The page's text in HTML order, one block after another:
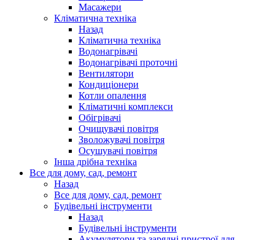
Масажери
Кліматична техніка
Назад
Кліматична техніка
Водонагрівачі
Водонагрівачі проточні
Вентилятори
Кондиціонери
Котли опалення
Кліматичні комплекси
Обігрівачі
Очищувачі повітря
Зволожувачі повітря
Осушувачі повітря
Інша дрібна техніка
Все для дому, сад, ремонт
Назад
Все для дому, сад, ремонт
Будівельні інструменти
Назад
Будівельні інструменти